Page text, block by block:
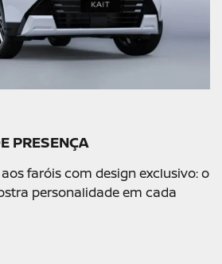
PRESENÇA
faróis com design exclusivo: o
personalidade em cada